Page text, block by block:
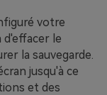
votre
d'effacer le
la sauvegarde.
jusqu'à ce
et des